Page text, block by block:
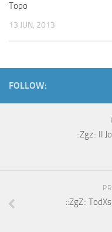
Topo
13 JUN, 2013
FOLLOW:
::Zgz:: II
::ZgZ::